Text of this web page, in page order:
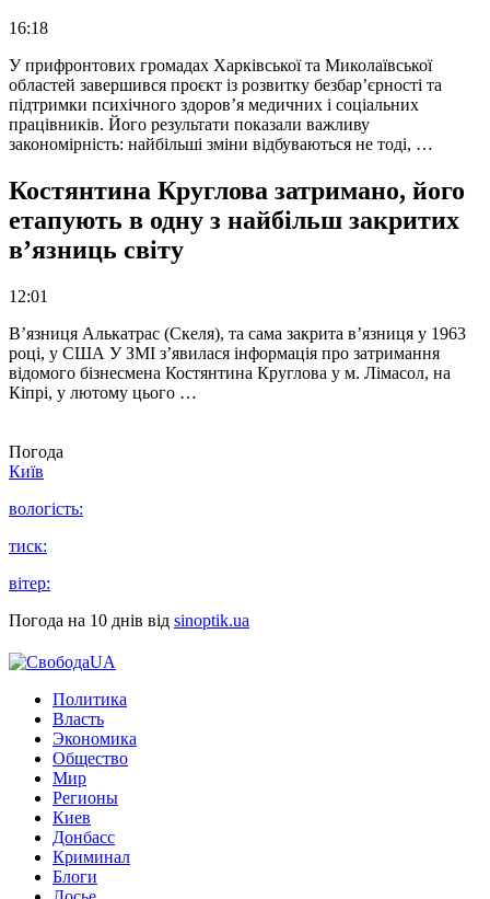
16:18
У прифронтових громадах Харківської та Миколаївської
областей завершився проєкт із розвитку безбар’єрності та
підтримки психічного здоров’я медичних і соціальних
працівників. Його результати показали важливу
закономірність: найбільші зміни відбуваються не тоді, …
Костянтина Круглова затримано, його
етапують в одну з найбільш закритих
в’язниць світу
12:01
В’язниця Алькатрас (Скеля), та сама закрита в’язниця у 1963
році, у США У ЗМІ з’явилася інформація про затримання
відомого бізнесмена Костянтина Круглова у м. Лімасол, на
Кіпрі, у лютому цього …
Погода
Київ
вологість:
тиск:
вітер:
Погода на 10 днів від sinoptik.ua
Политика
Власть
Экономика
Общество
Мир
Регионы
Киев
Донбасс
Криминал
Блоги